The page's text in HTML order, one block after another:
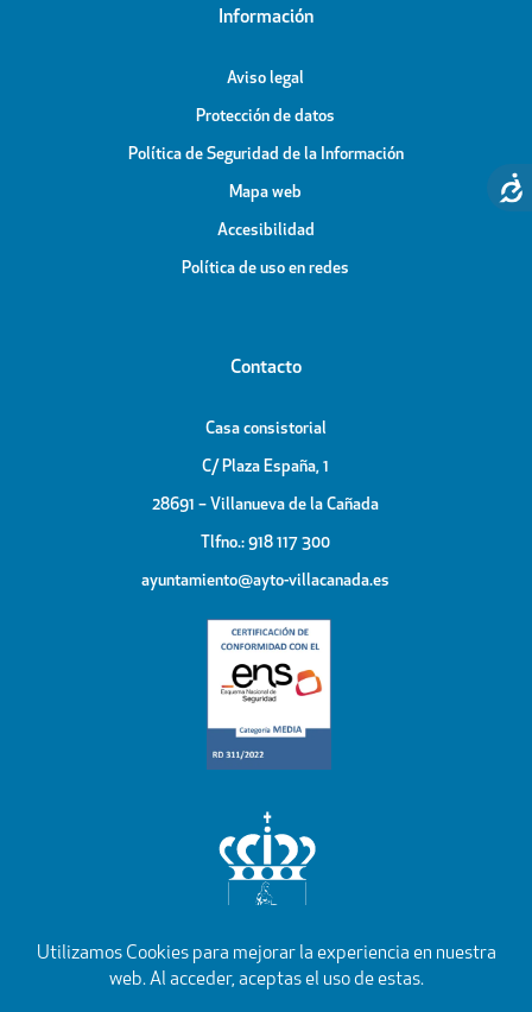
Información
Aviso legal
Protección de datos
Política de Seguridad de la Información
Mapa web
Accesibilidad
Política de uso en redes
Contacto
Casa consistorial
C/ Plaza España, 1
28691 – Villanueva de la Cañada
Tlfno.: 918 117 300
ayuntamiento@ayto-villacanada.es